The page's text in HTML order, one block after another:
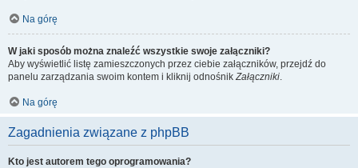
Na górę
W jaki sposób można znaleźć wszystkie swoje załączniki?
Aby wyświetlić listę zamieszczonych przez ciebie załączników, przejdź do
panelu zarządzania swoim kontem i kliknij odnośnikZałączniki.
Na górę
Zagadnienia związane z phpBB
Kto jest autorem tego oprogramowania?